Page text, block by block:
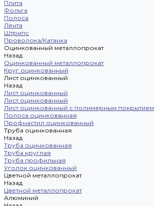
Плита
Фольга
Полоса
Лента
Штрипс
Проволока/Катанка
Оцинкованный металлопрокат
Назад
Оцинкованный металлопрокат
Круг оцинкованный
Лист оцинкованный
Назад
Лист оцинкованный
Лист оцинкованный
Лист оцинкованный с полимерным покрытием
Полоса оцинкованная
Профнастил оцинкованный
Труба оцинкованная
Назад
Труба оцинкованная
Труба круглая
Труба профильная
Уголок оцинкованный
Цветной металлопрокат
Назад
Цветной металлопрокат
Алюминий